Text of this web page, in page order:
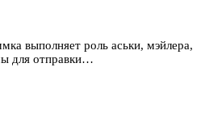
выполняет роль аськи, мэйлера,
для отправки…